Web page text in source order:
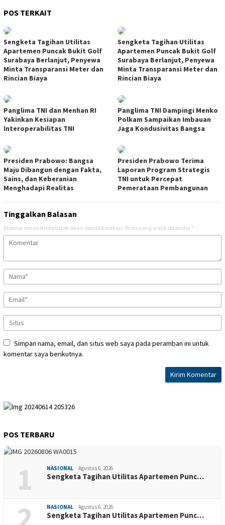
POS TERKAIT
Sengketa Tagihan Utilitas
Apartemen Puncak Bukit Golf
Surabaya Berlanjut, Penyewa
Minta Transparansi Meter dan
Rincian Biaya
Sengketa Tagihan Utilitas
Apartemen Puncak Bukit Golf
Surabaya Berlanjut, Penyewa
Minta Transparansi Meter dan
Rincian Biaya
Panglima TNI dan Menhan RI
Yakinkan Kesiapan
Interoperabilitas TNI
Panglima TNI Dampingi Menko
Polkam Sampaikan Imbauan
Jaga Kondusivitas Bangsa
Presiden Prabowo: Bangsa
Maju Dibangun dengan Fakta,
Sains, dan Keberanian
Menghadapi Realitas
Presiden Prabowo Terima
Laporan Program Strategis
TNI untuk Percepat
Pemerataan Pembangunan
Tinggalkan Balasan
Alamat email Anda tidak akan dipublikasikan. Ruas yang wajib ditandai *
Simpan nama, email, dan situs web saya pada peramban ini untuk
komentar saya berikutnya.
POS TERBARU
1 NASIONAL Agustus 6, 2026
Sengketa Tagihan Utilitas Apartemen Punc…
NASIONAL Agustus 6, 2026
Sengketa Tagihan Utilitas Apartemen Punc…